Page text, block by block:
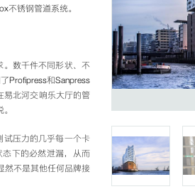
不锈钢管道系统。
数千件不同形状、不
Profipress和Sanpress
易北河交响乐大厅的管
试压力的几乎每一个卡
下的必然泄漏，从而
然不是其他任何品牌接